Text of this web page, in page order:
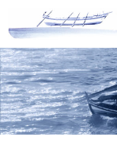
al
contenido